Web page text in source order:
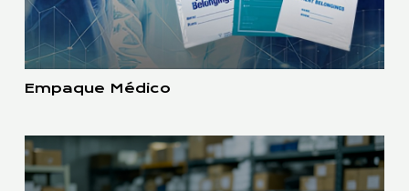
Empaque Médico